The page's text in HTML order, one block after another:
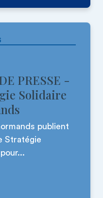
PRESSE -
Solidaire
publient
Stratégie